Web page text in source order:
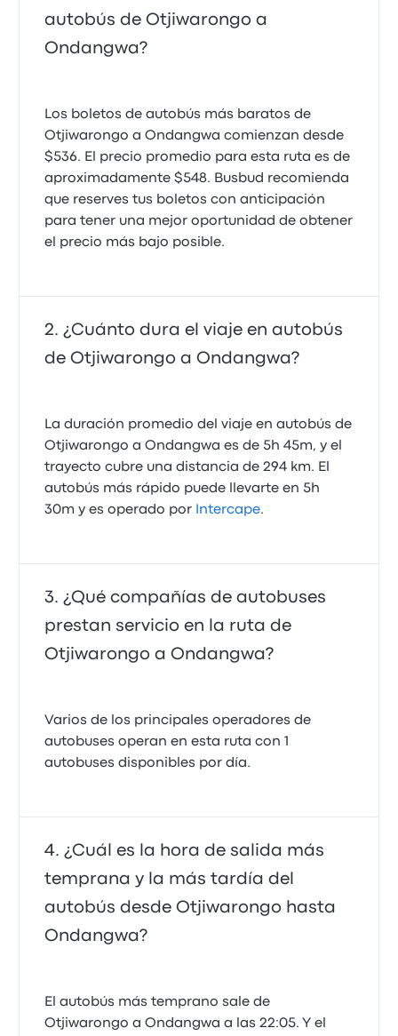
autobús de Otjiwarongo a
Ondangwa?
Los boletos de autobús más baratos de
Otjiwarongo a Ondangwa comienzan desde
$536. El precio promedio para esta ruta es de
aproximadamente $548. Busbud recomienda
que reserves tus boletos con anticipación
para tener una mejor oportunidad de obtener
el precio más bajo posible.
¿Cuánto dura el viaje en autobús
de Otjiwarongo a Ondangwa?
La duración promedio del viaje en autobús de
Otjiwarongo a Ondangwa es de 5h 45m, y el
trayecto cubre una distancia de 294 km. El
autobús más rápido puede llevarte en 5h
30m y es operado por
Intercape.
¿Qué compañías de autobuses
prestan servicio en la ruta de
Otjiwarongo a Ondangwa?
Varios de los principales operadores de
autobuses operan en esta ruta con 1
autobuses disponibles por día.
¿Cuál es la hora de salida más
temprana y la más tardía del
autobús desde Otjiwarongo hasta
Ondangwa?
El autobús más temprano sale de
Otjiwarongo a Ondangwa a las 22:05. Y el